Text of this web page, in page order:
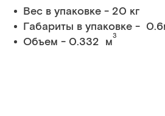
Вес в упаковке - 20 кг
Габариты в упаковке -
Объем - 0.332 м3